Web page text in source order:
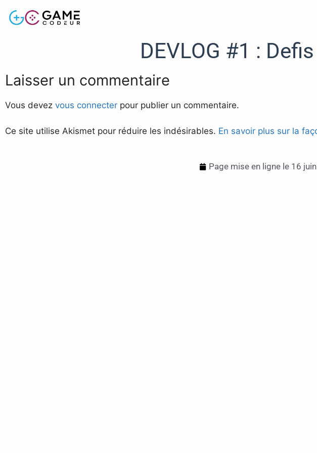
DEVLOG #1 :
Laisser un commentaire
Vous devez vous connecter pour publier un commentaire.
Ce site utilise Akismet pour réduire les indésirables. En savoir plus sur la
Page mise en ligne le 16